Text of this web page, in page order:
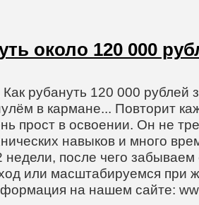
около 120 000
рубануть 120 000 рублей
в кармане... Повторит
прост в освоении. Он не
навыков и много
недели, после чего
или масштабируемся при
на нашем сайте: